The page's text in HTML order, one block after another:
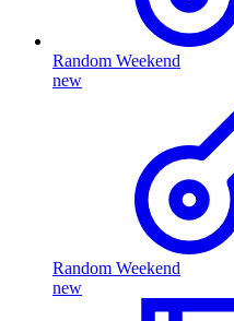
Random Weekend
new
Random Weekend
new